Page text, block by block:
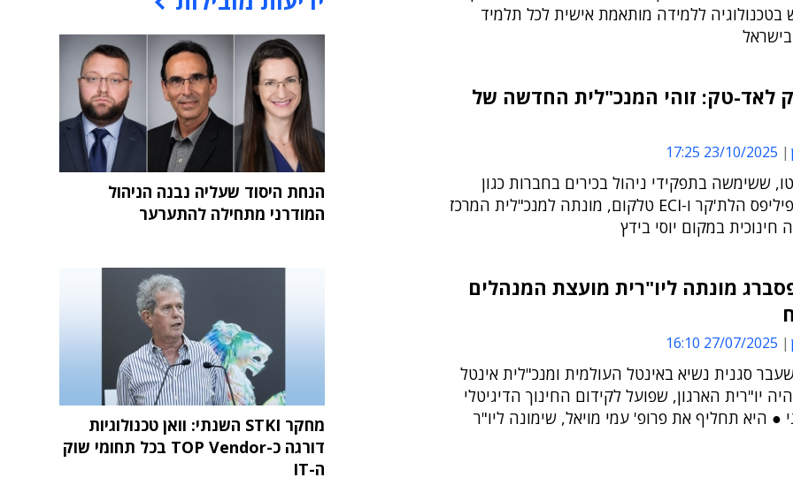
ללמידה מותאמת אישית לכל תלמיד
לאד-טק: זוהי המנכ"לית החדשה של
23/10/2025 17:25
ששימשה בתפקידי ניהול בכירים בחברות כגון
אמדוקס, פיליפס הלת'קר ו-ECI טלקום, מונתה למנכ"לית המרכז
חינוכית במקום יוסי בידץ
מונתה ליו"רית מועצת המנהלים
27/07/2025 16:10
סגנית נשיא באינטל העולמית ומנכ"לית אינטל
יו"רית הארגון, שפועל לקידום החינוך הדיגיטלי
● היא תחליף את פרופ' עמי מויאל, שימונה ליו"ר
הנחת היסוד שעליה נבנה הניהול
המודרני מתחילה להתערער
מחקר STKI השנתי: וואן טכנולוגיות
דורגה כ-TOP Vendor בכל תחומי שוק
ה-IT